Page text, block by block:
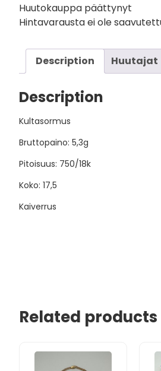
Huutokauppa päättynyt
Hintavarausta ei ole
Description Huutajat
Description
Kultasormus
Bruttopaino: 5,3g
Pitoisuus: 750/18k
Koko: 17,5
Kaiverrus
Related products